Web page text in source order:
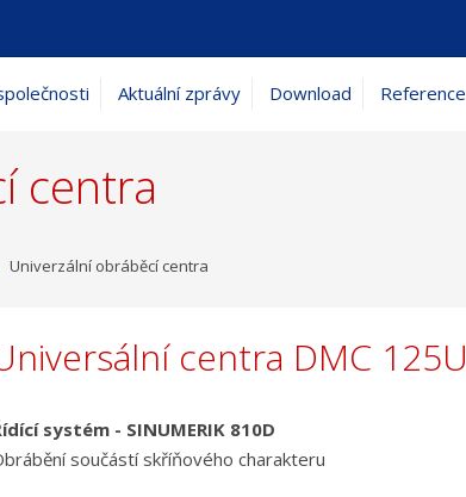
Aktuální zprávy Download Reference
centra
Univerzální obráběcí centra
centra DMC 125U
systém - SINUMERIK 810D
součástí skříňového charakteru